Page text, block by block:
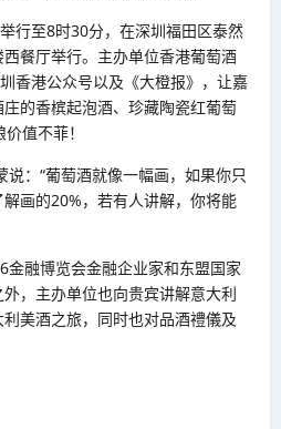
行至8时30分，在深圳福田区泰然
餐厅举行。主办单位香港葡萄酒
香港公众号以及《大橙报》，让嘉
的香槟起泡酒、珍藏陶瓷红葡萄
值不菲！
说：“葡萄酒就像一幅画，如果你只
画的20%，若有人讲解，你将能
融博览会金融企业家和东盟国家
，主办单位也向贵宾讲解意大利
美酒之旅，同时也对品酒禮儀及